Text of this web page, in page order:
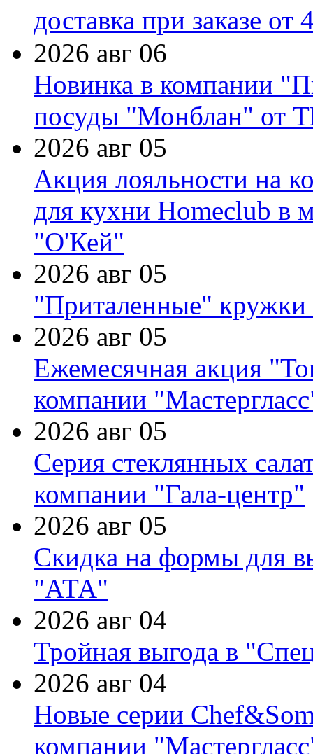
доставка при заказе от
2026 авг 06
Новинка в компании
посуды "Монблан" от
2026 авг 05
Акция лояльности на
для кухни Homeclub в
"О'Кей"
2026 авг 05
"Приталенные" кружки
2026 авг 05
Ежемесячная акция
компании
2026 авг 05
Серия стеклянных
компании "Гала-центр"
2026 авг 05
Скидка на формы для
"АТА"
2026 авг 04
Тройная выгода в
2026 авг 04
Новые серии
компании